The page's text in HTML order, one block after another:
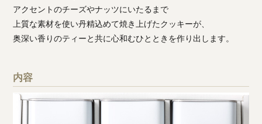
アクセントのチーズやナッツにいたるまで
上質な素材を使い丹精込めて焼き上げたクッキーが、
奥深い香りのティーと共に心和むひとときを作り出します。
内容